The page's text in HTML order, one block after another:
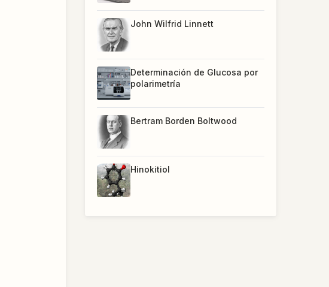
John Wilfrid Linnett
Determinación de Glucosa por
polarimetría
Bertram Borden Boltwood
Hinokitiol